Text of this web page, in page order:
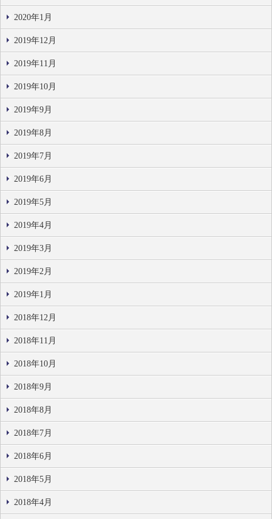
2020年1月
2019年12月
2019年11月
2019年10月
2019年9月
2019年8月
2019年7月
2019年6月
2019年5月
2019年4月
2019年3月
2019年2月
2019年1月
2018年12月
2018年11月
2018年10月
2018年9月
2018年8月
2018年7月
2018年6月
2018年5月
2018年4月